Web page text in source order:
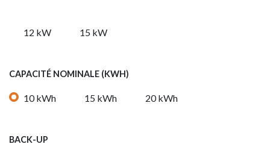
12 kW 15 kW
CAPACITÉ NOMINALE (KWH)
10 kWh 15 kWh 20 kWh
BACK-UP